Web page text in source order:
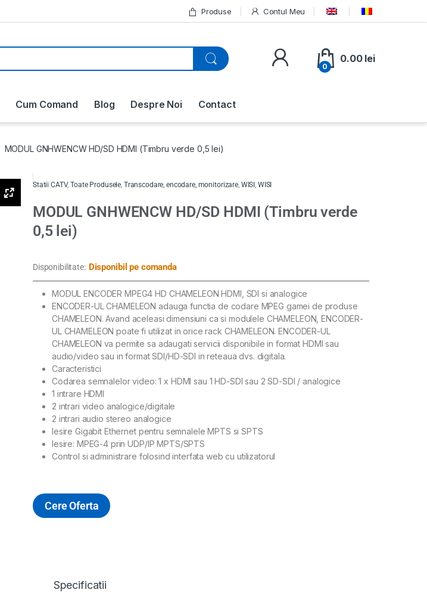
Produse Contul Meu
0
0.00 lei
Cum Comand Blog Despre Noi Contact
MODUL GNHWENCW HD/SD HDMI (Timbru verde 0,5 lei)
Statii CATV,Toate Produsele Transcodare, encodare, monitorizare, WISI WISI
MODUL GNHWENCW HD/SD HDMI (Timbru verde
0,5 lei)
Disponibilitate: Disponibil pe comanda
MODUL ENCODER MPEG4 HD CHAMELEON HDMI, SDI si analogice
ENCODER-UL CHAMELEON adauga functia de codare MPEG gamei de produse
CHAMELEON. Avand aceleasi dimensiuni ca si modulele CHAMELEON, ENCODER-
UL CHAMELEON poate fi utilizat in orice rack CHAMELEON. ENCODER-UL
CHAMELEON va permite sa adaugati servicii disponibile in format HDMI sau
audio/video sau in format SDI/HD-SDI in reteaua dvs. digitala.
Caracteristici
Codarea semnalelor video: 1 x HDMI sau 1 HD-SDI sau 2 SD-SDI / analogice
1 intrare HDMI
2 intrari video analogice/digitale
2 intrari audio stereo analogice
Iesire Gigabit Ethernet pentru semnalele MPTS si SPTS
Iesire: MPEG-4 prin UDP/IP MPTS/SPTS
Control si administrare folosind interfata web cu utilizatorul
Cere Oferta
Specificatii